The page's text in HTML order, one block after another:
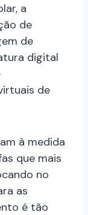
a
de
de
digital
de
à medida
que mais
no
as
é tão